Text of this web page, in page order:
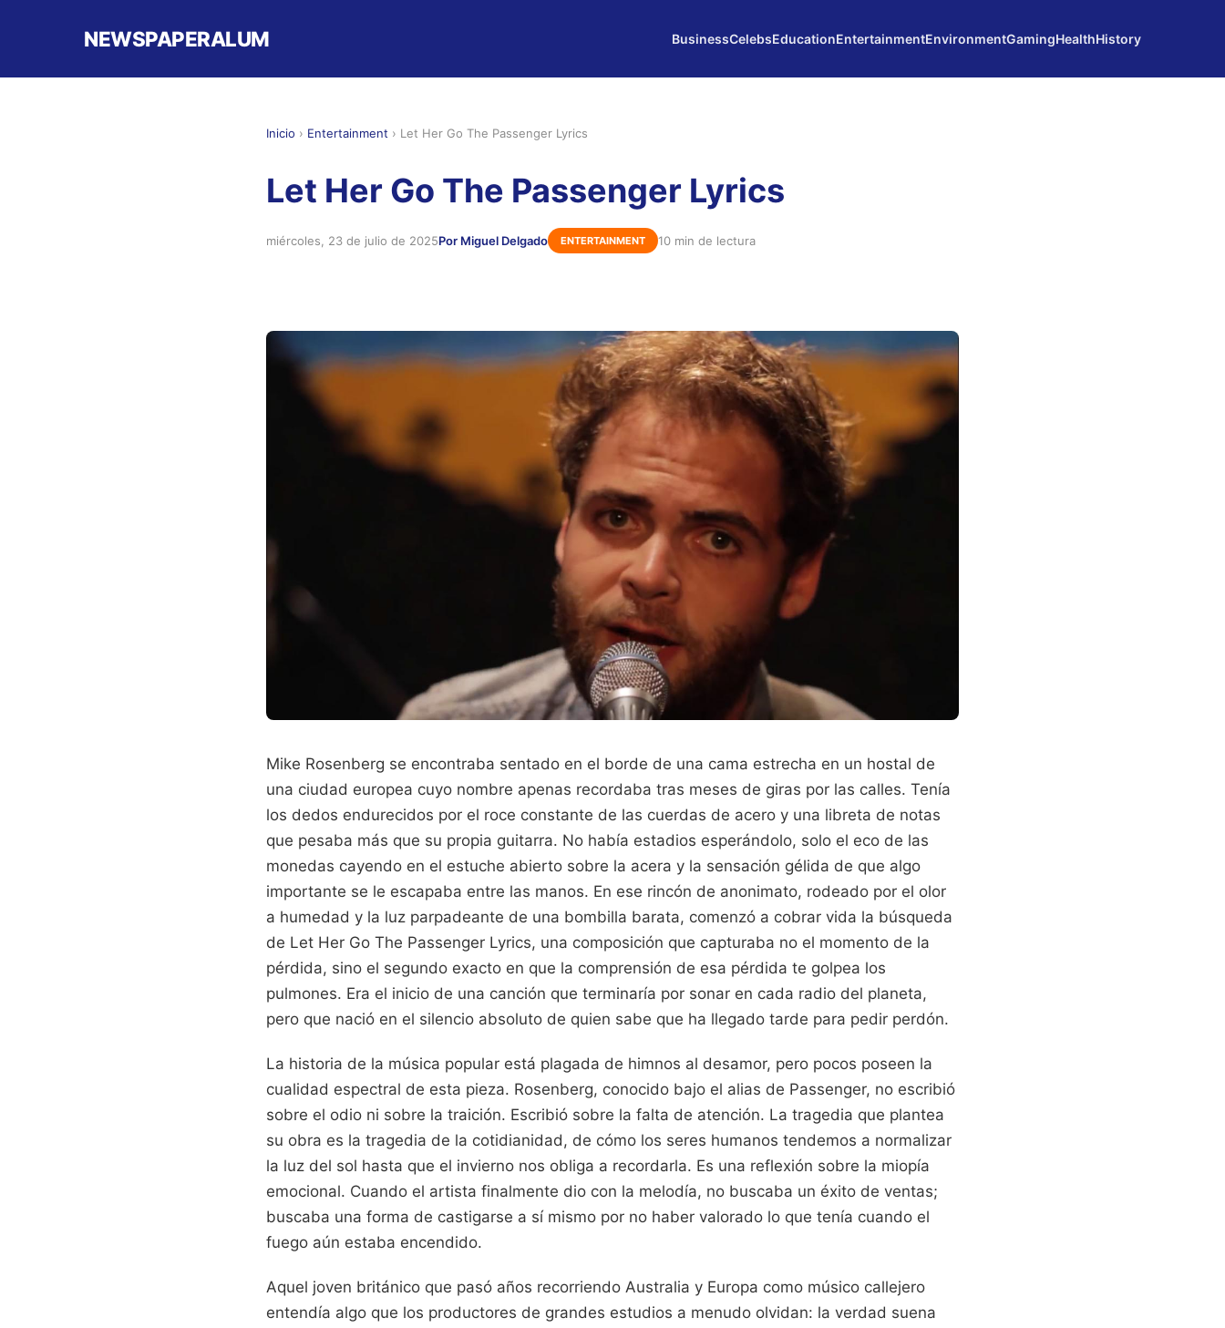
NEWSPAPERALUM BusinessCelebsEducationEntertainmentEnvironmentGamingHealthHistory
Inicio › Entertainment › Let Her Go The Passenger Lyrics
Let Her Go The Passenger Lyrics
miércoles, 23 de julio de 2025Por Miguel Delgado ENTERTAINMENT 10 min de lectura
Mike Rosenberg se encontraba sentado en el borde de una cama estrecha en un hostal de
una ciudad europea cuyo nombre apenas recordaba tras meses de giras por las calles. Tenía
los dedos endurecidos por el roce constante de las cuerdas de acero y una libreta de notas
que pesaba más que su propia guitarra. No había estadios esperándolo, solo el eco de las
monedas cayendo en el estuche abierto sobre la acera y la sensación gélida de que algo
importante se le escapaba entre las manos. En ese rincón de anonimato, rodeado por el olor
a humedad y la luz parpadeante de una bombilla barata, comenzó a cobrar vida la búsqueda
de Let Her Go The Passenger Lyrics, una composición que capturaba no el momento de la
pérdida, sino el segundo exacto en que la comprensión de esa pérdida te golpea los
pulmones. Era el inicio de una canción que terminaría por sonar en cada radio del planeta,
pero que nació en el silencio absoluto de quien sabe que ha llegado tarde para pedir perdón.
La historia de la música popular está plagada de himnos al desamor, pero pocos poseen la
cualidad espectral de esta pieza. Rosenberg, conocido bajo el alias de Passenger, no escribió
sobre el odio ni sobre la traición. Escribió sobre la falta de atención. La tragedia que plantea
su obra es la tragedia de la cotidianidad, de cómo los seres humanos tendemos a normalizar
la luz del sol hasta que el invierno nos obliga a recordarla. Es una reflexión sobre la miopía
emocional. Cuando el artista finalmente dio con la melodía, no buscaba un éxito de ventas;
buscaba una forma de castigarse a sí mismo por no haber valorado lo que tenía cuando el
fuego aún estaba encendido.
Aquel joven británico que pasó años recorriendo Australia y Europa como músico callejero
entendía algo que los productores de grandes estudios a menudo olvidan: la verdad suena